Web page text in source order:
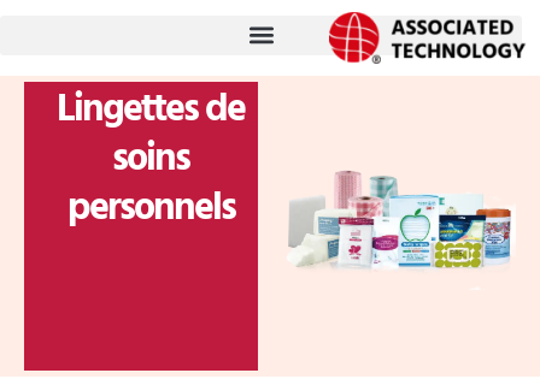
内
Lingettes de
soins
personnels